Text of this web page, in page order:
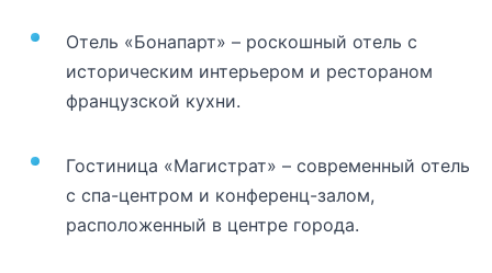
Отель «Бонапарт» – роскошный отель с
историческим интерьером и рестораном
французской кухни.
Гостиница «Магистрат» – современный отель
с спа-центром и конференц-залом,
расположенный в центре города.